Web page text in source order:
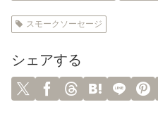
スモークソーセージ
シェアする